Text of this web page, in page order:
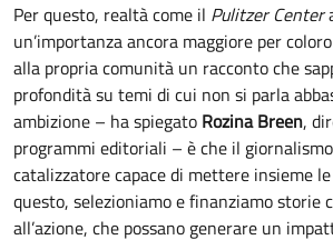
Per questo, realtà come il Pulitzer Center
un’importanza ancora maggiore per
alla propria comunità un racconto che
profondità su temi di cui non si parla
ambizione – ha spiegato Rozina Breen,
programmi editoriali – è che il
catalizzatore capace di mettere insieme
questo, selezioniamo e finanziamo storie
all’azione, che possano generare un